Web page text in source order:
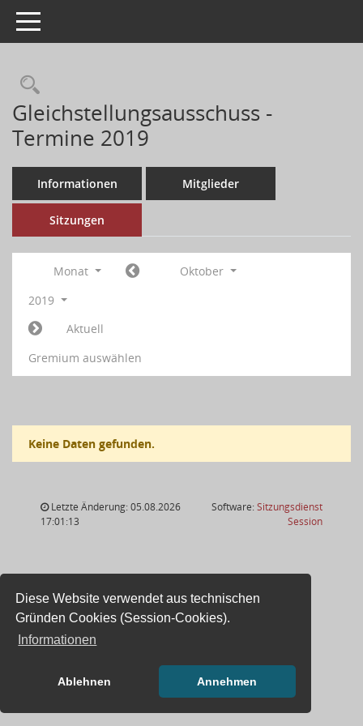
Diese Website verwendet aus technischen
Gründen Cookies (Session-Cookies).
Informationen
Ablehnen Annehmen
Toggle navigation
Gleichstellungsausschuss -
Termine 2019
Informationen Mitglieder
Sitzungen
Monat
Oktober
2019
Aktuell
Gremium auswählen
Keine Daten gefunden.
Letzte Änderung: 05.08.2026
17:01:13
Software:Sitzungsdienst
Session(Wird in